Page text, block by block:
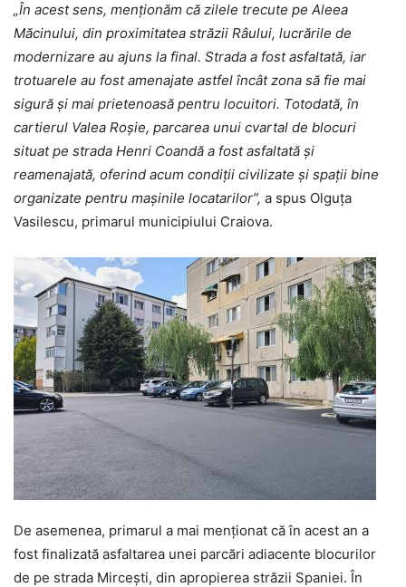
„În acest sens, menționăm că zilele trecute pe Aleea
Măcinului, din proximitatea străzii Râului, lucrările de
modernizare au ajuns la final. Strada a fost asfaltată, iar
trotuarele au fost amenajate astfel încât zona să fie mai
sigură și mai prietenoasă pentru locuitori. Totodată, în
cartierul Valea Roșie, parcarea unui cvartal de blocuri
situat pe strada Henri Coandă a fost asfaltată și
reamenajată, oferind acum condiții civilizate și spații bine
organizate pentru mașinile locatarilor”, a spus Olguța
Vasilescu, primarul municipiului Craiova.
De asemenea, primarul a mai menționat că în acest an a
fost finalizată asfaltarea unei parcări adiacente blocurilor
de pe strada Mircești, din apropierea străzii Spaniei. În